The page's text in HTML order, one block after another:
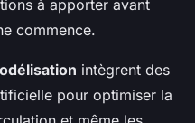
à apporter avant
commence.
intègrent des
pour optimiser la